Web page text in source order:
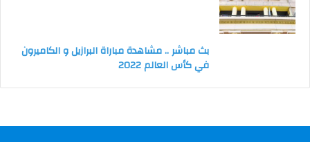
بث مباشر .. مشاهدة مباراة البرازيل و الكاميرون
في كأس العالم 2022